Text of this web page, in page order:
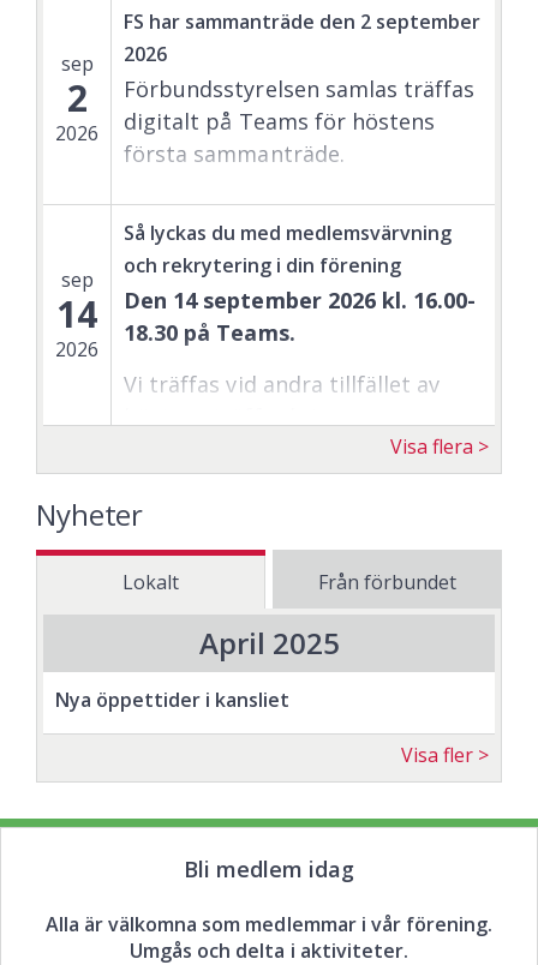
medlemsvärvning och
styrelsearbete.
Under cirka 1,5 timme får du
praktisk information och stöd för
att planera höstens
medlemsvärvning i din
lokalförening – från kampanjer
och Min sida till material i
webbutiken. Du får också tips
från andra föreningar som hjälper
fler medlemmar lokalt.
sep
2
2026
FS har sammanträde den 2 september
2026
Förbundsstyrelsen samlas träffas
digitalt på Teams för höstens
första sammanträde.
sep
14
2026
Så lyckas du med medlemsvärvning
och rekrytering i din förening
Den 14 september 2026 kl. 16.00-
18.30 på Teams.
Vi träffas vid andra tillfället av
styrelsearbete tillsammans med
utbildare
medlemsutveckling.
Hur göra praktiskt i
värvningsarbetet
I workshopen pratar vi om hur du
kan komma förbi motstånd kring
medlemmar är viktiga för en
bemöter vanliga invändningar och
stöd i när och var frågan om
medlemskap passar bäst.
Visa flera
Nyheter
Lokalt Från förbundet
April 2025
Nya öppettider i kansliet
Visa fler
Bli medlem idag
Alla är välkomna som medlemmar i vår förening.
Umgås och delta i aktiviteter.